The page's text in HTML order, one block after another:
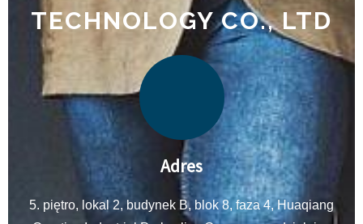
TECHNOLOGY CO., LTD
Adres
5. piętro, lokal 2, budynek B, blok 8, faza 4, Huaqiang